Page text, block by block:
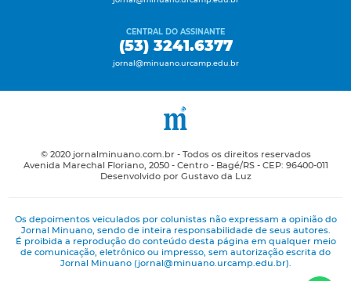
CENTRAL DO ASSINANTE
(53) 3241.6377
jornal@minuano.urcamp.edu.br
© 2020 jornalminuano.com.br - Todos os direitos reservados
Avenida Marechal Floriano, 2050 - Centro - Bagé/RS - CEP: 96400-011
Desenvolvido por Gustavo da Luz
Os depoimentos veiculados por colunistas não expressam a opinião do
Jornal Minuano, sendo de inteira responsabilidade de seus autores.
É proibida a reprodução do conteúdo desta página em qualquer meio
de comunicação, eletrônico ou impresso, sem autorização escrita do
Jornal Minuano (jornal@minuano.urcamp.edu.br).